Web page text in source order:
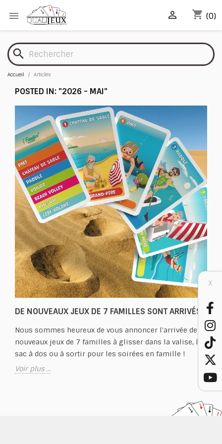
 shopping_cart (0)

search
Accueil Articles
POSTED IN: "2026 - MAI"
DE NOUVEAUX JEUX DE 7 FAMILLES SONT ARRIVÉS !
Nous sommes heureux de vous annoncer l'arrivée de
nouveaux jeux de 7 familles à glisser dans la valise, le
sac à dos ou à sortir pour les soirées en famille !
Voir plus ...
X